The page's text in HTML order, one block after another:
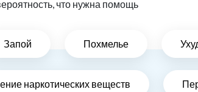
что нужна помощь
Запой Похмелье
наркотических веществ